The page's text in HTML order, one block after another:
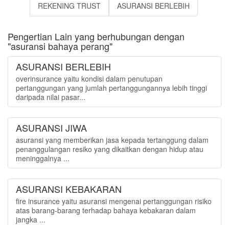
REKENING TRUST ASURANSI BERLEBIH
Pengertian Lain yang berhubungan dengan
"asuransi bahaya perang"
ASURANSI BERLEBIH
overinsurance yaitu kondisi dalam penutupan
pertanggungan yang jumlah pertanggungannya lebih tinggi
daripada nilai pasar...
ASURANSI JIWA
asuransi yang memberikan jasa kepada tertanggung dalam
penanggulangan resiko yang dikaitkan dengan hidup atau
meninggalnya ...
ASURANSI KEBAKARAN
fire insurance yaitu asuransi mengenai pertanggungan risiko
atas barang-barang terhadap bahaya kebakaran dalam
jangka ...